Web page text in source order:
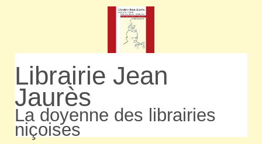
Librairie Jean
Jaurès
La doyenne des librairies
niçoises